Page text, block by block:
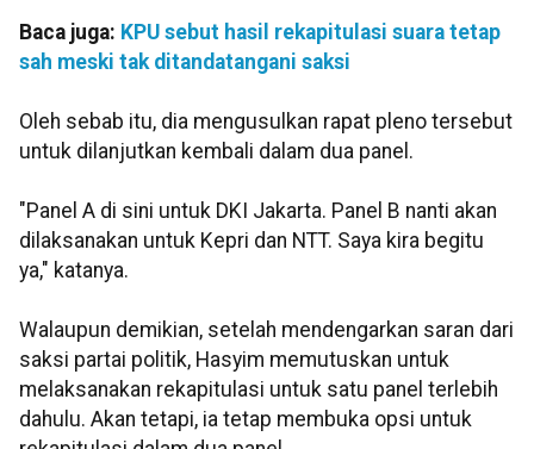
Baca juga: KPU sebut hasil rekapitulasi suara tetap
sah meski tak ditandatangani saksi
Oleh sebab itu, dia mengusulkan rapat pleno tersebut
untuk dilanjutkan kembali dalam dua panel.
"Panel A di sini untuk DKI Jakarta. Panel B nanti akan
dilaksanakan untuk Kepri dan NTT. Saya kira begitu
ya," katanya.
Walaupun demikian, setelah mendengarkan saran dari
saksi partai politik, Hasyim memutuskan untuk
melaksanakan rekapitulasi untuk satu panel terlebih
dahulu. Akan tetapi, ia tetap membuka opsi untuk